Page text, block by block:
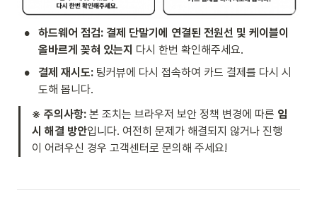
• 하드웨어 점검: 결제 단말기에 연결된 전원선 및 케이블이
올바르게 꽂혀 있는지 다시 한번 확인해주세요.
• 결제 재시도: 팅커뷰에 다시 접속하여 카드 결제를 다시 시
도해 봅니다.
※ 주의사항: 본 조치는 브라우저 보안 정책 변경에 따른 임
시 해결 방안입니다. 여전히 문제가 해결되지 않거나 진행
이 어려우신 경우 고객센터로 문의해 주세요!